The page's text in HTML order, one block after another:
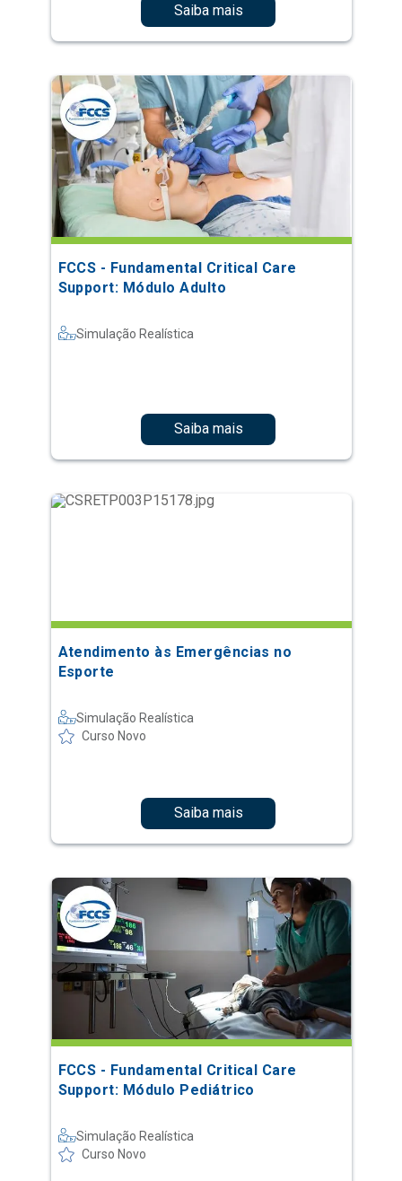
Saiba mais
FCCS - Fundamental Critical Care
Support: Módulo Adulto
Simulação Realística
Saiba mais
Atendimento às Emergências no
Esporte
Simulação Realística
Curso Novo
Saiba mais
FCCS - Fundamental Critical Care
Support: Módulo Pediátrico
Simulação Realística
Curso Novo